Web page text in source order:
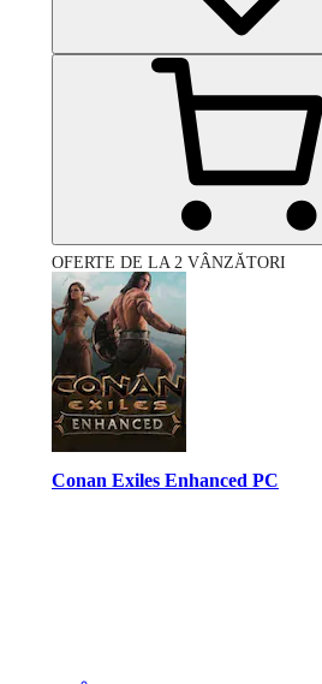
OFERTE DE LA 2 VÂNZĂTORI
Conan Exiles Enhanced PC